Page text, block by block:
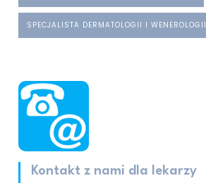
SPECJALISTA DERMATOLOGII I WENEROLOGII
Kontakt z nami dla lekarzy